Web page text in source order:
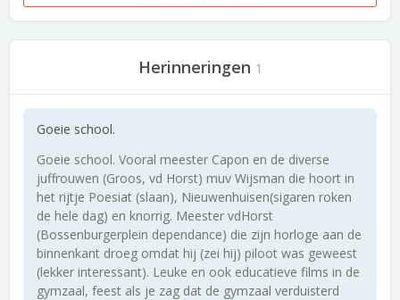
Herinneringen 1
Goeie school.
Goeie school. Vooral meester Capon en de diverse
juffrouwen (Groos, vd Horst) muv Wijsman die hoort in
het rijtje Poesiat (slaan), Nieuwenhuisen(sigaren roken
de hele dag) en knorrig. Meester vdHorst
(Bossenburgerplein dependance) die zijn horloge aan de
binnenkant droeg omdat hij (zei hij) piloot was geweest
(lekker interessant). Leuke en ook educatieve films in de
gymzaal, feest als je zag dat de gymzaal verduisterd